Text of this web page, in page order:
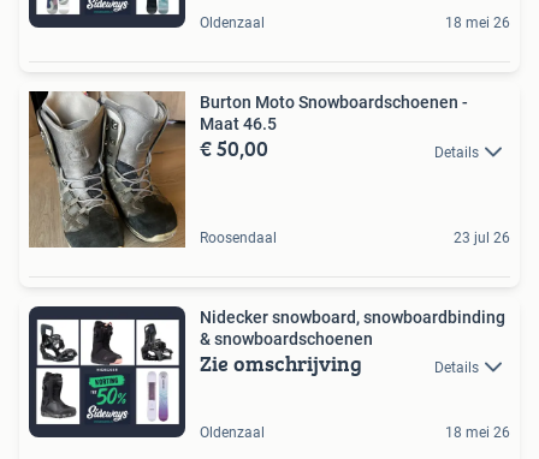
Oldenzaal 18 mei 26
Burton Moto Snowboardschoenen -
Maat 46.5
€ 50,00 Details
Roosendaal 23 jul 26
Nidecker snowboard, snowboardbinding
& snowboardschoenen
Zie omschrijving Details
Oldenzaal 18 mei 26